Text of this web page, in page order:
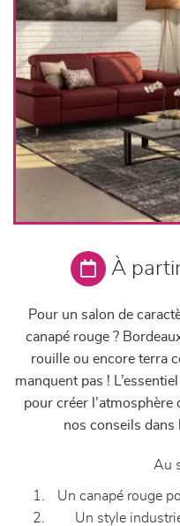
À
Pour un salon de
canapé rouge ?
rouille ou encore terra
manquent pas !
pour créer
nos conseils dans
Au
Un canapé rouge
Un style